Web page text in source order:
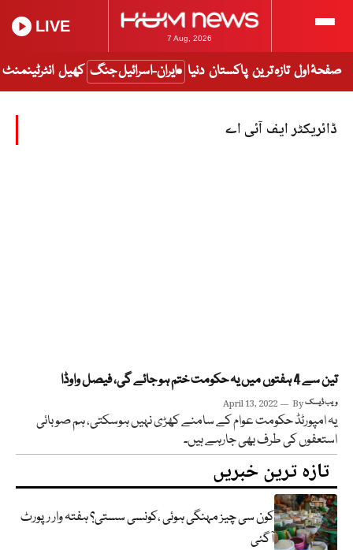
7 Aug, 2026
LIVE
صفحۂ اول تازہ ترین پاکستان دنیا ایران-اسرائیل جنگ کھیل انٹرٹینمنٹ
ڈائریکٹر ایف آئی اے
تین سے 4 ہفتوں میں یہ حکومت ختم ہو جائے گی، فیصل واوڈا
April 13, 2022 Byویب ڈیسک
یہ امپورٹڈ حکومت عوام کے سامنے کھڑی نہیں ہوسکتی، ہم صوبائی
استعفوں کی طرف بھی جارہے ہیں۔
تازہ ترین خبریں
کون سی چیز مہنگی ہوئی ،کونسی سستی؟ ہفتہ وار رپورٹ
آگئی